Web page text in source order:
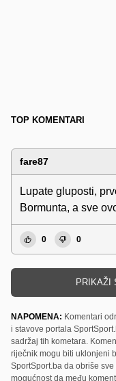
TOP KOMENTARI
fare87
Lupate gluposti,
Bormunta, a sve
0 0
PRIKAŽI
NAPOMENA: Komentari
i stavove portala
sadržaj tih kometara.
riječnik mogu biti uklonjeni
SportSport.ba da obriše
mogućnost da među